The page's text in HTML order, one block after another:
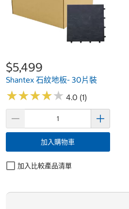
$5,499
Shantex 石紋地板- 30片裝
★★★★★
★★★★★ 4.0 (1)
加入購物車
加入比較產品清單